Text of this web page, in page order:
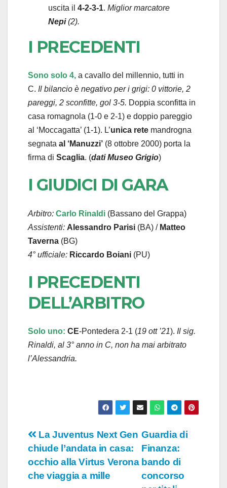
uscita il 4-2-3-1. Miglior marcatore
Nepi(2).
I PRECEDENTI
Sono solo 4, a cavallo del millennio, tutti in
C. Il bilancio è negativo per i grigi: 0 vittorie, 2
pareggi, 2 sconfitte, gol 3-5. Doppia sconfitta in
casa romagnola (1-0 e 2-1) e doppio pareggio
al ‘Moccagatta’ (1-1). L’unica rete mandrogna
segnata al ‘Manuzzi’ (8 ottobre 2000) porta la
firma di Scaglia. (dati Museo Grigio)
I GIUDICI DI GARA
Arbitro: Carlo Rinaldi (Bassano del Grappa)
Assistenti: Alessandro Parisi (BA) / Matteo
Taverna (BG)
4° ufficiale: Riccardo Boiani (PU)
I PRECEDENTI
DELL’ARBITRO
Solo uno: CE-Pontedera 2-1 (19 ott ’21). Il sig.
Rinaldi, al 3° anno in C, non ha mai arbitrato
l’Alessandria.
Navigazione
articoli
Guardia di
Finanza:
bando di
concorso
La Juventus Next Gen
chiude l’andata in casa:
occhio alla Virtus Verona
che viaggia a mille